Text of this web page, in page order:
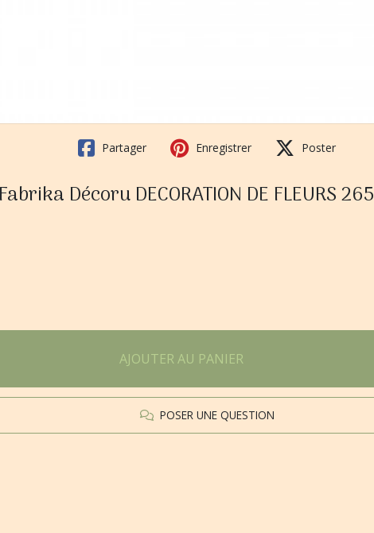
Partager Enregistrer Poster
Décoru DECORATION DE FLEURS 265
AJOUTER AU PANIER
POSER UNE QUESTION